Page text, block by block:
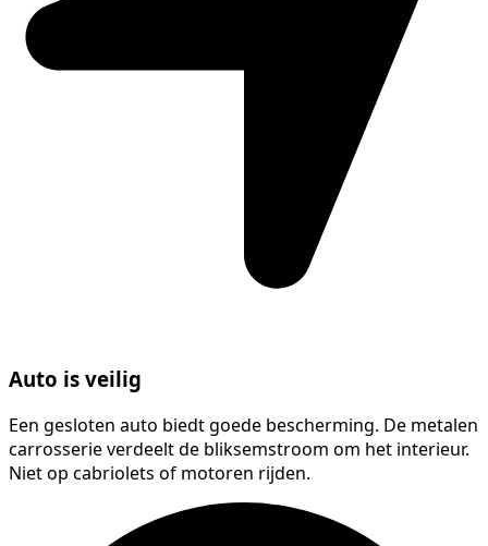
Auto is veilig
Een gesloten auto biedt goede bescherming. De metalen
carrosserie verdeelt de bliksemstroom om het interieur.
Niet op cabriolets of motoren rijden.